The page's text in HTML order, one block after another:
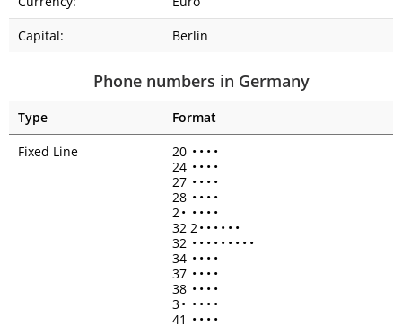
Capital:
Berlin
Phone numbers in Germany
Type
Format
Fixed Line
20 • • • •
24 • • • •
27 • • • •
28 • • • •
2• • • • •
32 2• • • • • •
32 • • • • • • • • •
34 • • • •
37 • • • •
38 • • • •
3• • • • •
41 • • • •